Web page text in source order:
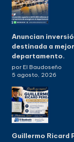
Anuncian
destinada a
departamento.
por El Baudoseño
5 agosto, 2026
Guillermo Ricard